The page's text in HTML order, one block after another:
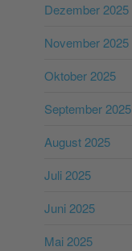
Dezember 2025
November 2025
Oktober 2025
September 2025
August 2025
Juli 2025
Juni 2025
Mai 2025